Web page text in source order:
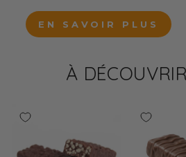
EN SAVOIR PLUS
À